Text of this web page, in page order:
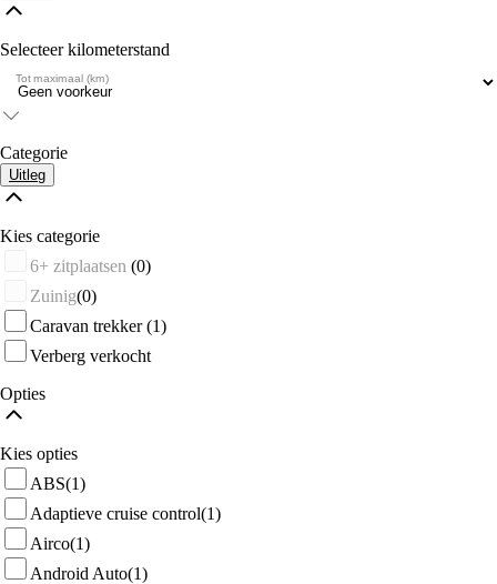
Selecteer kilometerstand
Tot maximaal (km)
Categorie
Uitleg
Kies categorie
6+ zitplaatsen (0)
Zuinig(0)
Caravan trekker(1)
Verberg verkocht
Opties
Kies opties
ABS(1)
Adaptieve cruise control(1)
Airco(1)
Android Auto(1)